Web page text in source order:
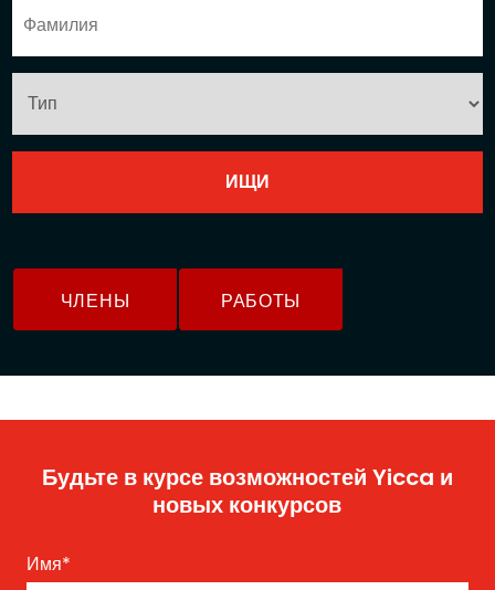
ЧЛЕНЫ РАБОТЫ
Будьте в курсе возможностей Yicca и
новых конкурсов
Имя*